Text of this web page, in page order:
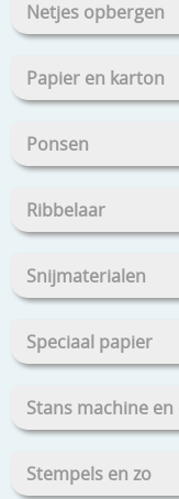
Netjes opbergen
Papier en karton
Ponsen
Ribbelaar
Snijmaterialen
Speciaal papier
Stans machine
Stempels en zo